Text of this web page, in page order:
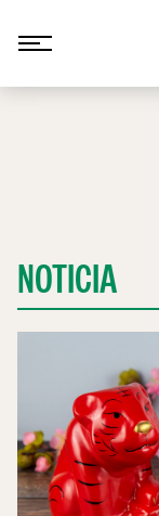
NOTICIA